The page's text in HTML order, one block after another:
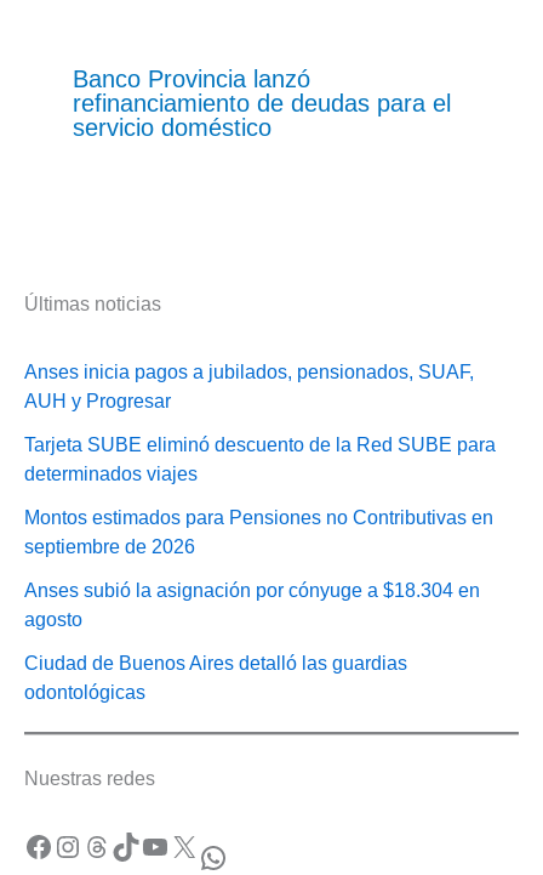
Banco Provincia lanzó
refinanciamiento de deudas para el
servicio doméstico
Últimas noticias
Anses inicia pagos a jubilados, pensionados, SUAF,
AUH y Progresar
Tarjeta SUBE eliminó descuento de la Red SUBE para
determinados viajes
Montos estimados para Pensiones no Contributivas en
septiembre de 2026
Anses subió la asignación por cónyuge a $18.304 en
agosto
Ciudad de Buenos Aires detalló las guardias
odontológicas
Nuestras redes
Facebook Instagram Threads TikTok YouTube X WhatsApp